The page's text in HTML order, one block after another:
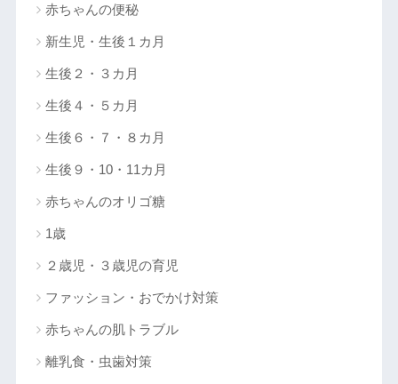
赤ちゃんの便秘
新生児・生後１カ月
生後２・３カ月
生後４・５カ月
生後６・７・８カ月
生後９・10・11カ月
赤ちゃんのオリゴ糖
1歳
２歳児・３歳児の育児
ファッション・おでかけ対策
赤ちゃんの肌トラブル
離乳食・虫歯対策